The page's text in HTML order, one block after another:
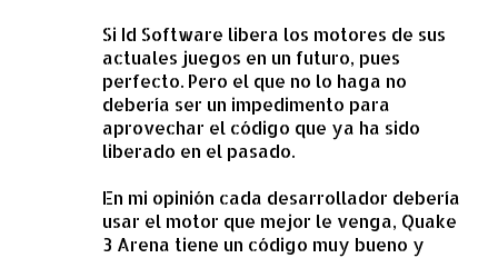
Si Id Software libera los motores de sus
actuales juegos en un futuro, pues
perfecto. Pero el que no lo haga no
debería ser un impedimento para
aprovechar el código que ya ha sido
liberado en el pasado.
En mi opinión cada desarrollador debería
usar el motor que mejor le venga, Quake
3 Arena tiene un código muy bueno y